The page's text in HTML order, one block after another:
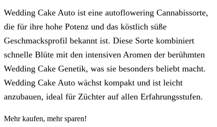
Wedding Cake Auto ist eine autoflowering Cannabissorte,
die für ihre hohe Potenz und das köstlich süße
Geschmacksprofil bekannt ist. Diese Sorte kombiniert
schnelle Blüte mit den intensiven Aromen der berühmten
Wedding Cake Genetik, was sie besonders beliebt macht.
Wedding Cake Auto wächst kompakt und ist leicht
anzubauen, ideal für Züchter auf allen Erfahrungsstufen.
Mehr kaufen, mehr sparen!